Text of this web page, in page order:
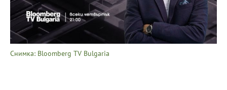
Снимка: Bloomberg TV Bulgaria